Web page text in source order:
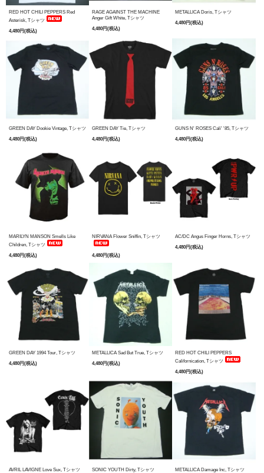
RED HOT CHILI PEPPERS Red
Asterisk, Tシャツ
4,480円(税込)
RAGE AGAINST THE MACHINE
Anger Gift White, Tシャツ
4,480円(税込)
METALLICA Doris, Tシャツ
4,480円(税込)
GREEN DAY Dookie Vintage, Tシャツ
4,480円(税込)
GREEN DAY Tie, Tシャツ
4,480円(税込)
GUNS N' ROSES Cali' '85, Tシャツ
4,480円(税込)
MARILYN MANSON Smells Like
Children, Tシャツ
4,480円(税込)
NIRVANA Flower Sniffin, Tシャツ
4,480円(税込)
AC/DC Angus Finger Horns, Tシャツ
4,480円(税込)
GREEN DAY 1994 Tour, Tシャツ
4,480円(税込)
METALLICA Sad But True, Tシャツ
4,480円(税込)
RED HOT CHILI PEPPERS
Californication, Tシャツ
4,480円(税込)
AVRIL LAVIGNE Love Sux, Tシャツ
SONIC YOUTH Dirty, Tシャツ
METALLICA Damage Inc, Tシャツ